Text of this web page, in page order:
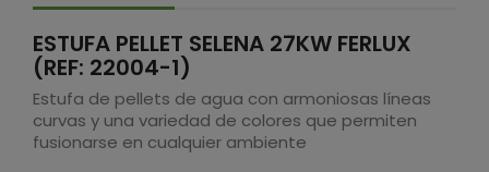
ESTUFA PELLET SELENA 27KW FERLUX
(REF: 22004-1)
Estufa de pellets de agua con armoniosas líneas
curvas y una variedad de colores que permiten
fusionarse en cualquier ambiente